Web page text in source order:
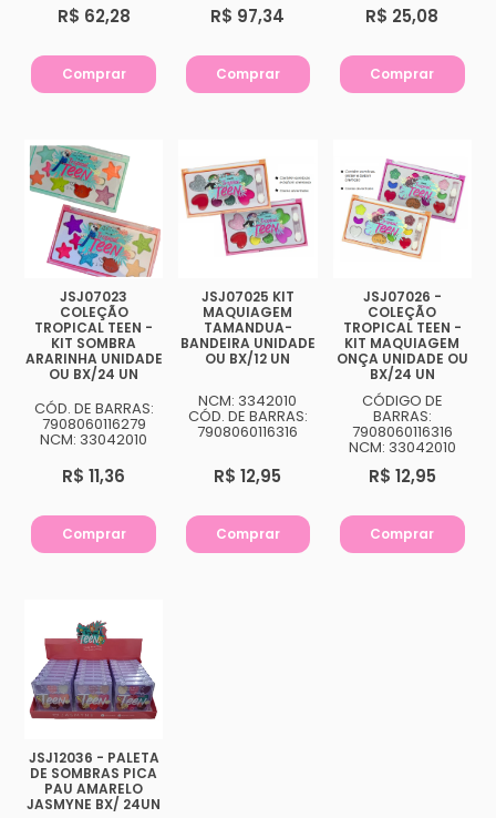
R$ 62,28
Comprar
R$ 97,34
Comprar
R$ 25,08
Comprar
JSJ07023
COLEÇÃO
TROPICAL TEEN -
KIT SOMBRA
ARARINHA UNIDADE
OU BX/24 UN
CÓD. DE BARRAS:
7908060116279
NCM: 33042010
R$ 11,36
Comprar
JSJ07025 KIT
MAQUIAGEM
TAMANDUA-
BANDEIRA UNIDADE
OU BX/12 UN
NCM: 3342010
CÓD. DE BARRAS:
7908060116316
R$ 12,95
Comprar
JSJ07026 -
COLEÇÃO
TROPICAL TEEN -
KIT MAQUIAGEM
ONÇA UNIDADE OU
BX/24 UN
CÓDIGO DE
BARRAS:
7908060116316
NCM: 33042010
R$ 12,95
Comprar
JSJ12036 - PALETA
DE SOMBRAS PICA
PAU AMARELO
JASMYNE BX/ 24UN